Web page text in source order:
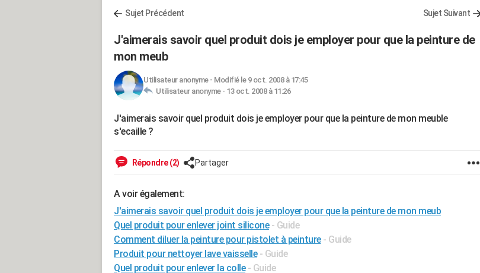
Sujet Précédent Sujet Suivant
J'aimerais savoir quel produit dois je employer pour que la peinture de
mon meub
Utilisateur anonyme- Modifié le 9 oct. 2008 à 17:45
Utilisateur anonyme - 13 oct. 2008 à 11:26
J'aimerais savoir quel produit dois je employer pour que la peinture de mon meuble
s'ecaille ?
Répondre (2) Partager
A voir également:
J'aimerais savoir quel produit dois je employer pour que la peinture de mon meub
Quel produit pour enlever joint silicone - Guide
Comment diluer la peinture pour pistolet à peinture - Guide
Produit pour nettoyer lave vaisselle - Guide
Quel produit pour enlever la colle - Guide